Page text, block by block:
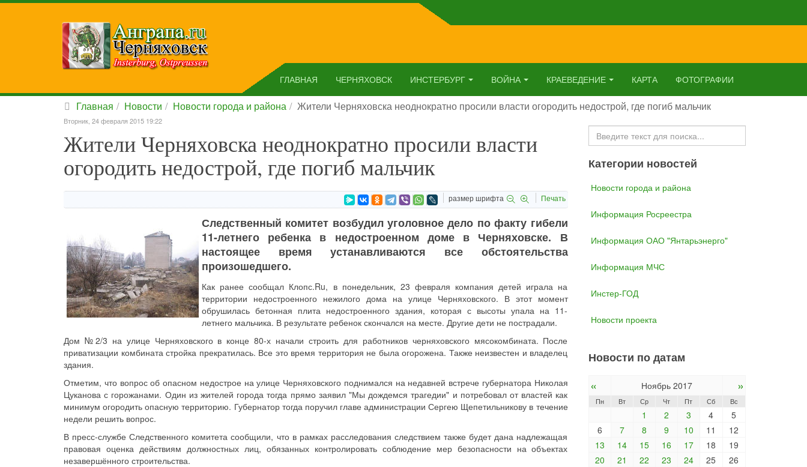
ГЛАВНАЯ ЧЕРНЯХОВСК ИНСТЕРБУРГ ВОЙНА КРАЕВЕДЕНИЕ КАРТА ФОТОГРАФИИ
Главная Новости Новости города и района Жители Черняховска неоднократно просили власти огородить недострой, где погиб мальчик
Вторник, 24 февраля 2015 19:22
Жители Черняховска неоднократно просили власти
огородить недострой, где погиб мальчик
размер шрифта Печать
Следственный комитет возбудил уголовное дело по факту гибели
11-летнего ребенка в недостроенном доме в Черняховске. В
настоящее время устанавливаются все обстоятельства
произошедшего.
Как ранее сообщал Клопс.Ru, в понедельник, 23 февраля компания детей играла на
территории недостроенного нежилого дома на улице Черняховского. В этот момент
обрушилась бетонная плита недостроенного здания, которая с высоты упала на 11-
летнего мальчика. В результате ребенок скончался на месте. Другие дети не пострадали.
Дом №2/3 на улице Черняховского в конце 80-х начали строить для работников черняховского мясокомбината. После
приватизации комбината стройка прекратилась. Все это время территория не была огорожена. Также неизвестен и владелец
здания.
Отметим, что вопрос об опасном недострое на улице Черняховского поднимался на недавней встрече губернатора Николая
Цуканова с горожанами. Один из жителей города тогда прямо заявил "Мы дождемся трагедии" и потребовал от властей как
минимум огородить опасную территорию. Губернатор тогда поручил главе администрации Сергею Щепетильникову в течение
недели решить вопрос.
В пресс-службе Следственного комитета сообщили, что в рамках расследования следствием также будет дана надлежащая
правовая оценка действиям должностных лиц, обязанных контролировать соблюдение мер безопасности на объектах
незавершённого строительства.
Искать...
Категории новостей
Новости города и района
Информация Росреестра
Информация ОАО "Янтарьэнерго"
Информация МЧС
Инстер-ГОД
Новости проекта
Новости по датам
« Ноябрь 2017 »
Пн Вт Ср Чт Пт Сб Вс
1 2 3 4
5
6
7 8 9 10 11
12
13
14 15 16 17 18
19
20
21 22 23 24 25
26